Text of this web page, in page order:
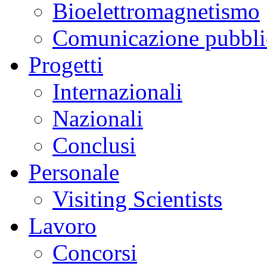
Bioelettromagnetismo
Comunicazione
Progetti
Internazionali
Nazionali
Conclusi
Personale
Visiting Scientists
Lavoro
Concorsi